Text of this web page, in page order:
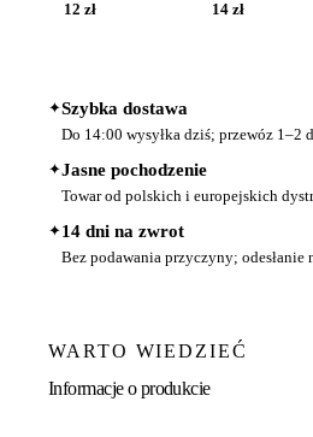
12 zł 14 zł
✦Szybka dostawa
Do 14:00 wysyłka dziś; przewóz 1–2
✦Jasne pochodzenie
Towar od polskich i europejskich
✦14 dni na zwrot
Bez podawania przyczyny; odesłanie
WARTO WIEDZIEĆ
Informacje o produkcie